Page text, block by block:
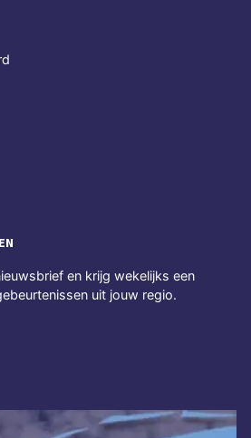
en krijg wekelijks een
uit jouw regio.